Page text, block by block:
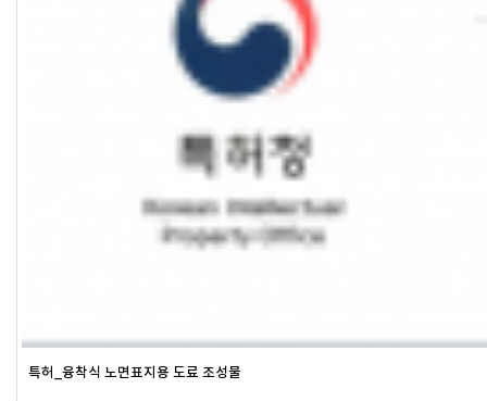
특허_융착식 노면표지용 도료 조성물